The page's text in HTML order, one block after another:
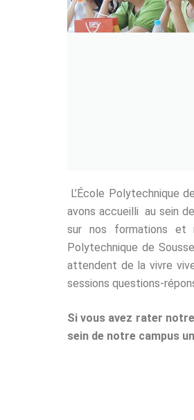
L’École Polytechnique
avons accueilli au sein
sur nos formations et
Polytechnique de
attendent de la vivre
sessions questions-
Si vous avez rater
sein de notre campus